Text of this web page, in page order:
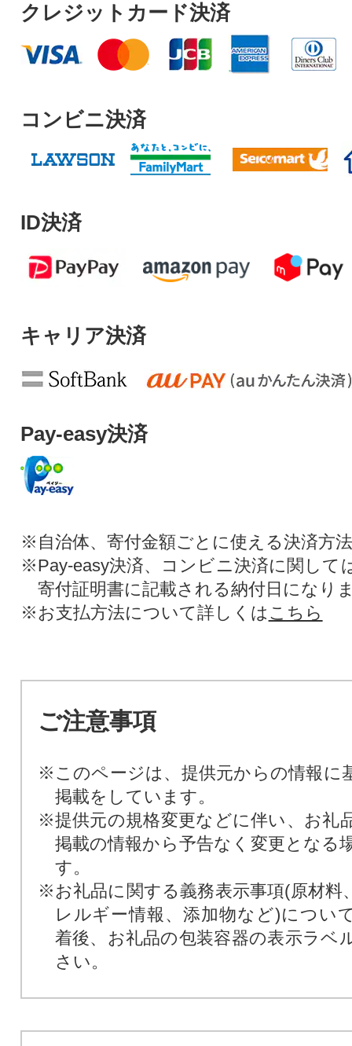
クレジットカード決済
コンビニ決済
ID決済
キャリア決済
Pay-easy決済
※自治体、寄付金額ごとに使える決済方
※Pay-easy決済、コンビニ決済に関して
寄付証明書に記載される納付日になり
※お支払方法について詳しくは こちら
ご注意事項
※このページは、提供元からの情報に
掲載をしています。
※提供元の規格変更などに伴い、お礼
掲載の情報から予告なく変更となる
す。
※お礼品に関する義務表示事項(原材料
レルギー情報、添加物など)につい
着後、お礼品の包装容器の表示ラベ
さい。